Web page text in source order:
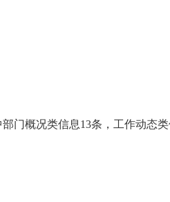
门概况类信息13条，工作动态